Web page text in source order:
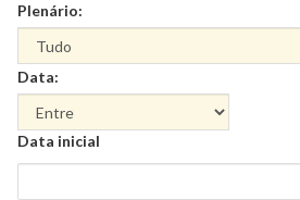
Plenário:
Data:
Data
Data inicial